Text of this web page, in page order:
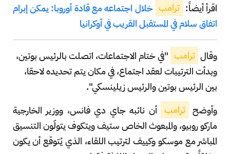
اقرأ أيضاً: ترامب خلال اجتماعه مع قادة أوروبا: يمكن إبرام
اتفاق سلام في المستقبل القريب في أوكرانيا
وقال ترامب "في ختام الاجتماعات، اتصلت بالرئيس بوتين،
وبدأت الترتيبات لعقد اجتماع، في مكان يتم تحديده لاحقا،
بين الرئيس بوتين والرئيس زيلينسكي".
وأوضح ترامب أن نائبه جاي دي فانس، ووزير الخارجية
ماركو روبيو، والمبعوث الخاص ستيف ويتكوف يتولّون التنسيق
المباشر مع موسكو وكييف لترتيب اللقاء، الذي يُتوقع أن يكون